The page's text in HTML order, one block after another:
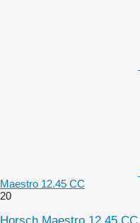
Maestro 12.45 CC
20